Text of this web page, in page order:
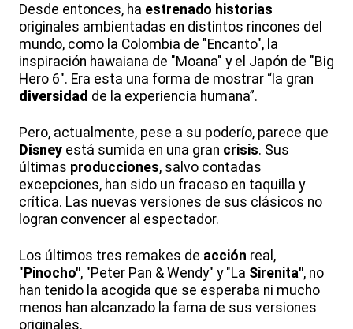
Desde entonces, ha estrenado historias
originales ambientadas en distintos rincones del
mundo, como la Colombia de "Encanto", la
inspiración hawaiana de "Moana" y el Japón de "Big
Hero 6". Era esta una forma de mostrar “la gran
diversidad de la experiencia humana”.
Pero, actualmente, pese a su poderío, parece que
Disney está sumida en una gran crisis. Sus
últimas producciones, salvo contadas
excepciones, han sido un fracaso en taquilla y
crítica. Las nuevas versiones de sus clásicos no
logran convencer al espectador.
Los últimos tres remakes de acción real,
"Pinocho", "Peter Pan & Wendy" y "La Sirenita", no
han tenido la acogida que se esperaba ni mucho
menos han alcanzado la fama de sus versiones
originales.